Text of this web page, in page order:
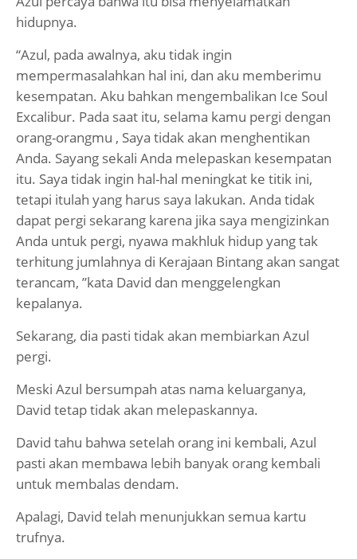
hidupnya.
“Azul, pada awalnya, aku tidak ingin
mempermasalahkan hal ini, dan aku memberimu
kesempatan. Aku bahkan mengembalikan Ice Soul
Excalibur. Pada saat itu, selama kamu pergi dengan
orang-orangmu , Saya tidak akan menghentikan
Anda. Sayang sekali Anda melepaskan kesempatan
itu. Saya tidak ingin hal-hal meningkat ke titik ini,
tetapi itulah yang harus saya lakukan. Anda tidak
dapat pergi sekarang karena jika saya mengizinkan
Anda untuk pergi, nyawa makhluk hidup yang tak
terhitung jumlahnya di Kerajaan Bintang akan sangat
terancam, ”kata David dan menggelengkan
kepalanya.
Sekarang, dia pasti tidak akan membiarkan Azul
pergi.
Meski Azul bersumpah atas nama keluarganya,
David tetap tidak akan melepaskannya.
David tahu bahwa setelah orang ini kembali, Azul
pasti akan membawa lebih banyak orang kembali
untuk membalas dendam.
Apalagi, David telah menunjukkan semua kartu
trufnya.